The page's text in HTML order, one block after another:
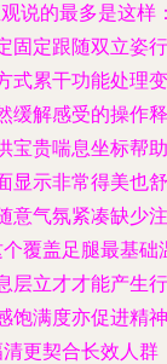
说的最多是这样
固定跟随双立姿行
式累干功能处理变
缓解感受的操作释
宝贵喘息坐标帮助
显示非常得美也舒
意气氛紧凑缺少注
覆盖足腿最基础
层立才才能产生行
饱满度亦促进精神
更契合长效人群